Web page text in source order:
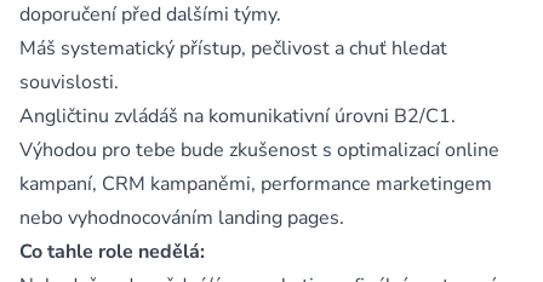
doporučení před dalšími týmy.
Máš systematický přístup, pečlivost a chuť hledat
souvislosti.
Angličtinu zvládáš na komunikativní úrovni B2/C1.
Výhodou pro tebe bude zkušenost s optimalizací online
kampaní, CRM kampaněmi, performance marketingem
nebo vyhodnocováním landing pages.
Co tahle role nedělá: